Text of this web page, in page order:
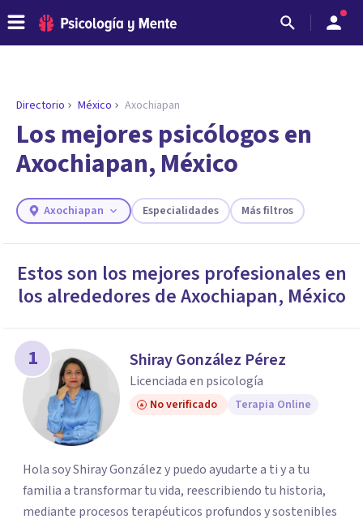
ENCONTRAR MI TERAPEUTA
¿Necesitas ayuda para encontrar el
psicólogo adecuado?
Responde a unas breves preguntas y te ofreceremos
necesidades.
Directorio México Axochiapan
Los mejores psicólogos en
Axochiapan, México
Axochiapan Especialidades Más filtros
Estos son los mejores profesionales en
los alrededores deAxochiapan, México
1 Shiray González Pérez
Licenciada en psicología
No verificado Terapia Online
Hola soy Shiray González y puedo ayudarte a ti y a tu
familia a transformar tu vida, reescribiendo tu historia,
mediante procesos terapéuticos profundos y sostenibles